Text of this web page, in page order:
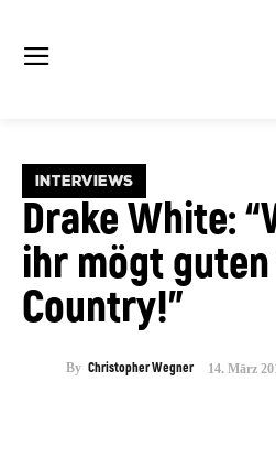
INTERVIEWS
Drake White:
ihr mögt guten
Country!”
By Christopher Wegner 14. März